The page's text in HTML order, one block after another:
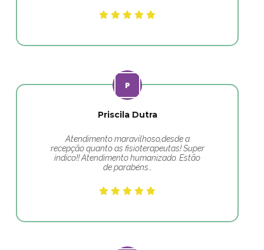
Priscila Dutra
Atendimento maravilhoso,desde a
recepção quanto as fisioterapeutas! Super
indico!! Atendimento humanizado. Estão
de parabéns…